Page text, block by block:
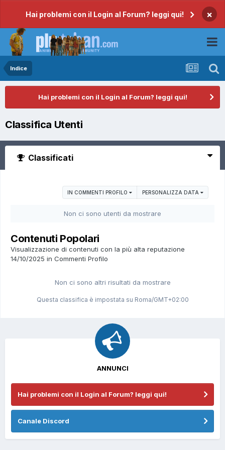
Hai problemi con il Login al Forum? leggi qui! ×
Indice
Hai problemi con il Login al Forum? leggi qui!
Classifica Utenti
Classificati
IN COMMENTI PROFILO PERSONALIZZA DATA
Non ci sono utenti da mostrare
Contenuti Popolari
Visualizzazione di contenuti con la più alta reputazione
14/10/2025 in Commenti Profilo
Non ci sono altri risultati da mostrare
Questa classifica è impostata su Roma/GMT+02:00
ANNUNCI
Hai problemi con il Login al Forum? leggi qui!
Canale Discord